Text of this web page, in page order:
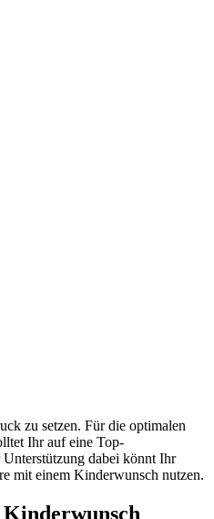
zu setzen. Für die optimalen
Ihr auf eine Top-
dabei könnt Ihr
mit einem Kinderwunsch nutzen.
Kinderwunsch